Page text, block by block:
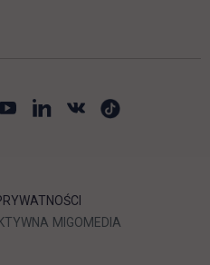
LINK OTWIERA SIĘ W
MIGOMEDIA